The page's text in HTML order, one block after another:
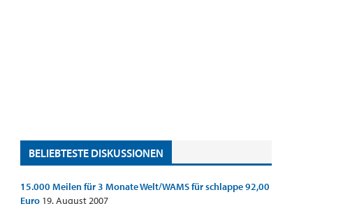
BELIEBTESTE DISKUSSIONEN
15.000 Meilen für 3 Monate Welt/WAMS für schlappe 92,00
Euro 19. August 2007